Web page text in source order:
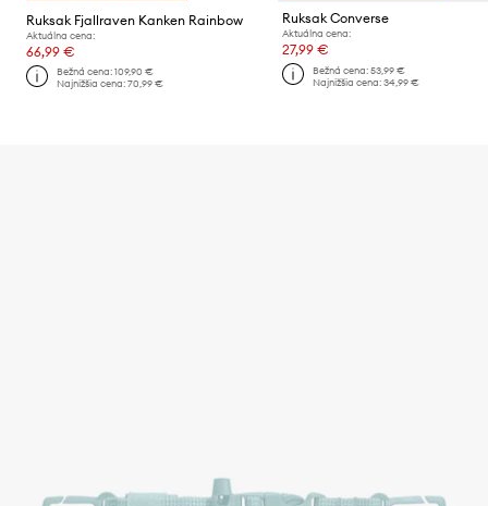
Ruksak Fjallraven Kanken Rainbow
Aktuálna cena:
66,99 €
Bežná cena:109,90 €
Najnižšia cena:70,99 €
Ruksak Converse
Aktuálna cena:
27,99 €
Bežná cena: 53,99 €
Najnižšia cena: 34,99 €